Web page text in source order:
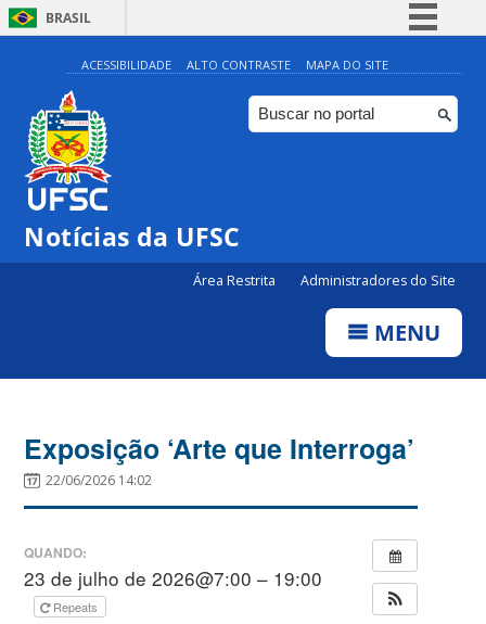
BRASIL
Simplifique!
Comunica BR
Participe
ACESSIBILIDADE ALTO CONTRASTE MAPA DO SITE
Notícias da UFSC
Área Restrita Administradores do Site
MENU
Exposição ‘Arte que Interroga’
22/06/2026 14:02
QUANDO:
23 de julho de 2026@7:00 – 19:00
Repeats